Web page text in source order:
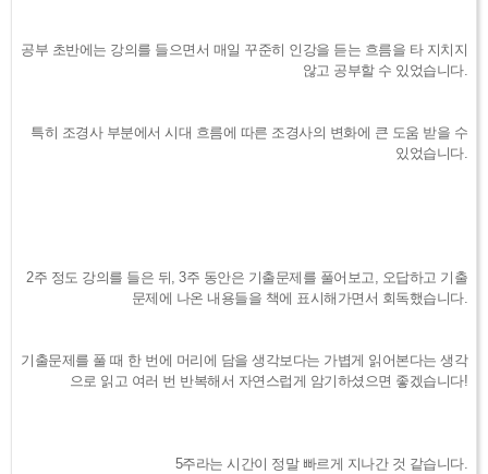
공부 초반에는 강의를 들으면서 매일 꾸준히 인강을 듣는 흐름을 타 지치지
않고 공부할 수 있었습니다.
특히 조경사 부분에서 시대 흐름에 따른 조경사의 변화에 큰 도움 받을 수
있었습니다.
2주 정도 강의를 들은 뒤, 3주 동안은 기출문제를 풀어보고, 오답하고 기출
문제에 나온 내용들을 책에 표시해가면서 회독했습니다.
기출문제를 풀 때 한 번에 머리에 담을 생각보다는 가볍게 읽어본다는 생각
으로 읽고 여러 번 반복해서 자연스럽게 암기하셨으면 좋겠습니다!
5주라는 시간이 정말 빠르게 지나간 것 같습니다.